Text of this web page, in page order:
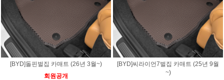
[BYD]돌핀벌집 카매트 (26년 3월~)
회원공개
[BYD]씨라이언7벌집 카매트 (25년 9월
~)